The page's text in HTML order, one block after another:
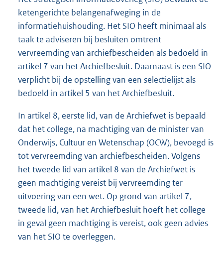
ketengerichte belangenafweging in de
informatiehuishouding. Het SIO heeft minimaal als
taak te adviseren bij besluiten omtrent
vervreemding van archiefbescheiden als bedoeld in
artikel 7 van het Archiefbesluit. Daarnaast is een SIO
verplicht bij de opstelling van een selectielijst als
bedoeld in artikel 5 van het Archiefbesluit.
In artikel 8, eerste lid, van de Archiefwet is bepaald
dat het college, na machtiging van de minister van
Onderwijs, Cultuur en Wetenschap (OCW), bevoegd is
tot vervreemding van archiefbescheiden. Volgens
het tweede lid van artikel 8 van de Archiefwet is
geen machtiging vereist bij vervreemding ter
uitvoering van een wet. Op grond van artikel 7,
tweede lid, van het Archiefbesluit hoeft het college
in geval geen machtiging is vereist, ook geen advies
van het SIO te overleggen.